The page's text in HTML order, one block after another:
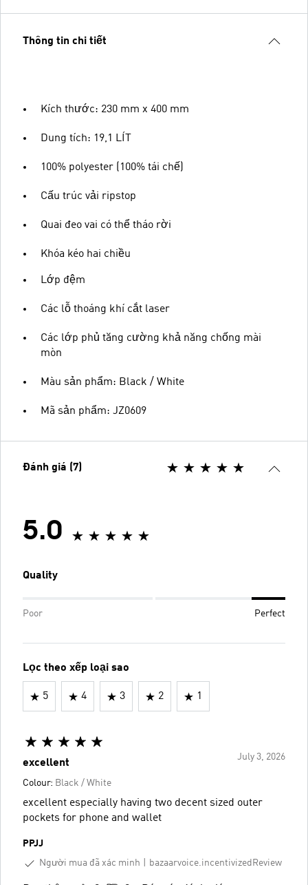
Thông tin chi tiết
Kích thước: 230 mm x 400 mm
Dung tích: 19,1 LÍT
100% polyester (100% tái chế)
Cấu trúc vải ripstop
Quai đeo vai có thể tháo rời
Khóa kéo hai chiều
Lớp đệm
Các lỗ thoáng khí cắt laser
Các lớp phủ tăng cường khả năng chống mài
mòn
Màu sản phẩm: Black / White
Mã sản phẩm: JZ0609
Đánh giá (7)
5.0
Quality
Poor Perfect
Lọc theo xếp loại sao
5 4 3 2 1
July 3, 2026
excellent
Colour: Black / White
excellent especially having two decent sized outer
pockets for phone and wallet
PPJJ
Người mua đã xác minh
bazaarvoice.incentivizedReview